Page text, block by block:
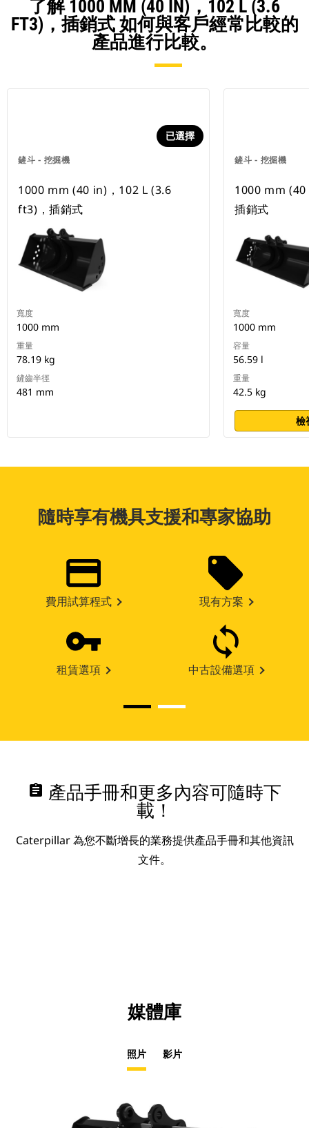
了解 1000 MM (40 IN)，102 L (3.6
FT3)，插銷式 如何與客戶經常比較的
產品進行比較。
鏟斗 - 挖掘機
已選擇
1000 mm (40 in)，102 L (3.6
ft3)，插銷式
寬度
1000 mm
重量
78.19 kg
鏟齒半徑
481 mm
鏟斗 - 挖掘機
1000 mm
插銷式
寬度
1000 mm
容量
56.59 l
重量
42.5 kg
檢
隨時享有機具支援和專家協助
費用試算程式 現有方案
租賃選項 中古設備選項
assignment 產品手冊和更多內容可隨時下
載！
Caterpillar 為您不斷增長的業務提供產品手冊和其他資訊
文件。
媒體庫
照片 影片